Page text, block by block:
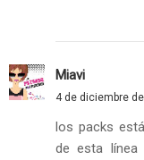
Miavi
4 de diciembre
los packs
de esta línea